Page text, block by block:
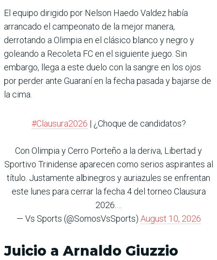
El equipo dirigido por Nelson Haedo Valdez había
arrancado el campeonato de la mejor manera,
derrotando a Olimpia en el clásico blanco y negro y
goleando a Recoleta FC en el siguiente juego. Sin
embargo, llega a este duelo con la sangre en los ojos
por perder ante Guaraní en la fecha pasada y bajarse de
la cima.
#Clausura2026 | ¿Choque de candidatos?
Con Olimpia y Cerro Porteño a la deriva, Libertad y
Sportivo Trinidense aparecen como serios aspirantes al
título. Justamente albinegros y auriazules se enfrentan
este lunes para cerrar la fecha 4 del torneo Clausura
2026.…
— Vs Sports (@SomosVsSports) August 10, 2026
Juicio a Arnaldo Giuzzio